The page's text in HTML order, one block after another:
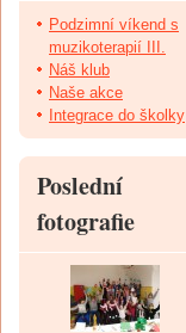
Podzimní víkend s
muzikoterapií III.
Náš klub
Naše akce
Integrace do školky
Poslední
fotografie